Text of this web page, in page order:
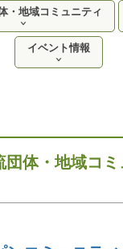
・地域コミュニティ
イベント情報
団体・地域コミ